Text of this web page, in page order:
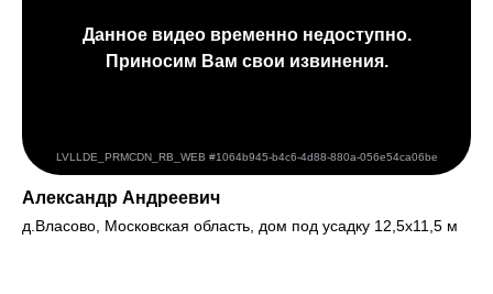
Александр Андреевич
д.Власово, Московская область, дом под усадку 12,5х11,5 м